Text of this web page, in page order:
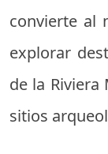
convierte al
explorar
de la Riviera
sitios